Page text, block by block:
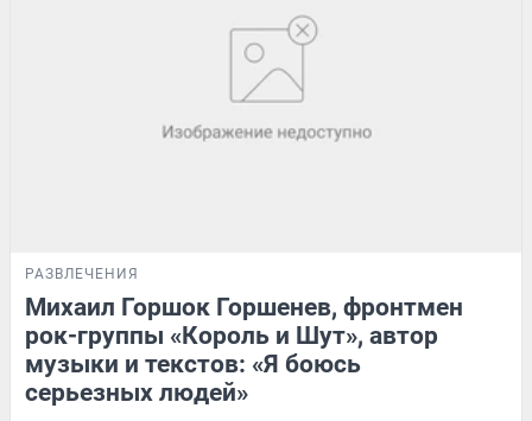
РАЗВЛЕЧЕНИЯ
Михаил Горшок Горшенев, фронтмен
рок-группы «Король и Шут», автор
музыки и текстов: «Я боюсь
серьезных людей»